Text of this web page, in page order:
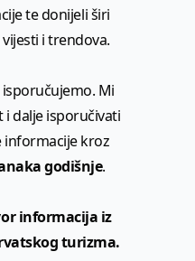
te donijeli širi
i trendova.
Mi
i dalje isporučivati
informacije kroz
godišnje.
informacija iz
turizma.